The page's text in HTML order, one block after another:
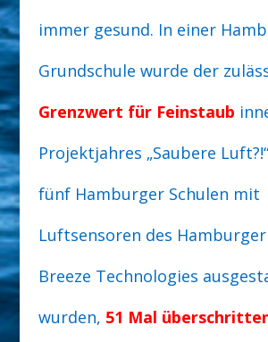
immer gesund. In einer
Grundschule wurde der
Grenzwert für Feinstaub
Projektjahres „Saubere
fünf Hamburger Schulen mit
Luftsensoren des
Breeze Technologies
wurden, 51 Mal